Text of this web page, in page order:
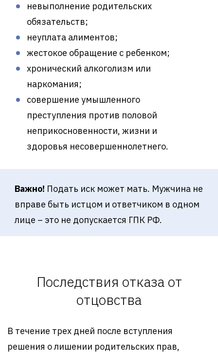
невыполнение родительских
обязательств;
неуплата алиментов;
жестокое обращение с ребенком;
хронический алкоголизм или
наркомания;
совершение умышленного
преступления против половой
неприкосновенности, жизни и
здоровья несовершеннолетнего.
Важно! Подать иск может мать. Мужчина не
вправе быть истцом и ответчиком в одном
лице – это не допускается ГПК РФ.
Последствия отказа от
отцовства
В течение трех дней после вступления
решения о лишении родительских прав,